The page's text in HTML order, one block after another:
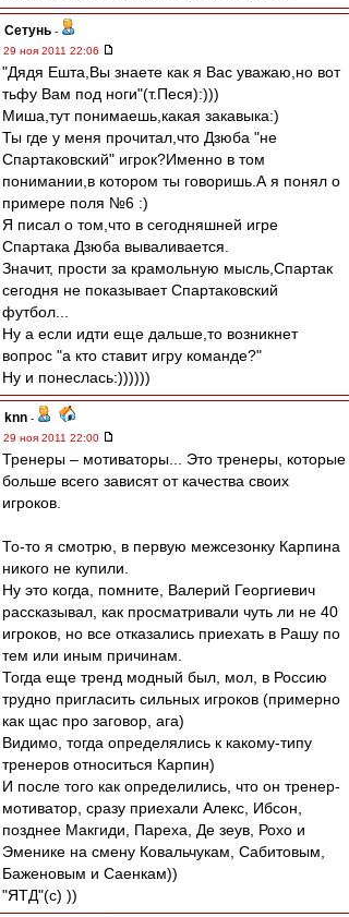
Сетунь -
29 ноя 2011 22:06
"Дядя Ешта,Вы знаете как я Вас уважаю,но вот
тьфу Вам под ноги"(т.Песя):)))
Миша,тут понимаешь,какая закавыка:)
Ты где у меня прочитал,что Дзюба "не
Спартаковский" игрок?Именно в том
понимании,в котором ты говоришь.А я понял о
примере поля №6 :)
Я писал о том,что в сегодняшней игре
Спартака Дзюба вываливается.
Значит, прости за крамольную мысль,Спартак
сегодня не показывает Спартаковский
футбол...
Ну а если идти еще дальше,то возникнет
вопрос "а кто ставит игру команде?"
Ну и понеслась:))))))
knn -
29 ноя 2011 22:00
Тренеры – мотиваторы... Это тренеры, которые
больше всего зависят от качества своих
игроков.
То-то я смотрю, в первую межсезонку Карпина
никого не купили.
Ну это когда, помните, Валерий Георгиевич
рассказывал, как просматривали чуть ли не 40
игроков, но все отказались приехать в Рашу по
тем или иным причинам.
Тогда еще тренд модный был, мол, в Россию
трудно пригласить сильных игроков (примерно
как щас про заговор, ага)
Видимо, тогда определялись к какому-типу
тренеров относиться Карпин)
И после того как определились, что он тренер-
мотиватор, сразу приехали Алекс, Ибсон,
позднее Макгиди, Пареха, Де зеув, Рохо и
Эменике на смену Ковальчукам, Сабитовым,
Баженовым и Саенкам))
"ЯТД"(с) ))